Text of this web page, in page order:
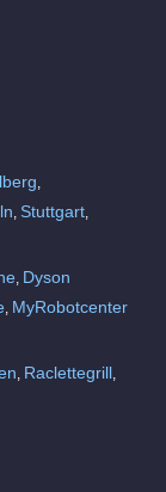
Stuttgart
Dyson
MyRobotcenter
Raclettegrill